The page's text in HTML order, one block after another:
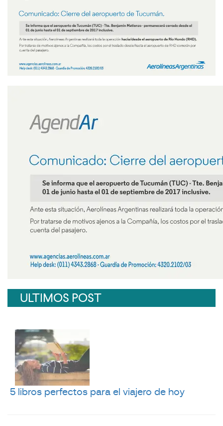
ULTIMOS POST
5 libros perfectos para el viajero de hoy